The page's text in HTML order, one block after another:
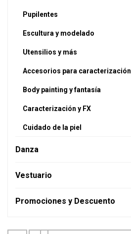
Pupilentes
Escultura y modelado
Utensilios y más
Accesorios para caracterización
Body painting y fantasía
Caracterización y FX
Cuidado de la piel
Danza
Vestuario
Promociones y Descuento